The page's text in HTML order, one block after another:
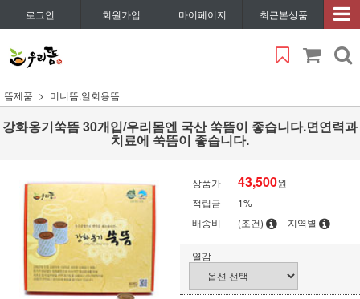
로그인 회원가입 마이페이지 최근본상품
뜸제품 미니뜸,일회용뜸
강화옹기쑥뜸 30개입/우리몸엔 국산 쑥뜸이 좋습니다.면연력과
치료에 쑥뜸이 좋습니다.
상품가 43,500원
적립금
1%
배송비
(조건) 지역별
열감